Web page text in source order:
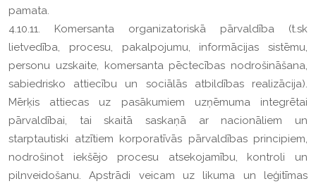
pamata.
4.10.11. Komersanta organizatoriskā pārvaldība (t.sk
lietvedība, procesu, pakalpojumu, informācijas sistēmu,
personu uzskaite, komersanta pēctecības nodrošināšana,
sabiedrisko attiecību un sociālās atbildības realizācija).
Mērķis attiecas uz pasākumiem uzņēmuma integrētai
pārvaldībai, tai skaitā saskaņā ar nacionāliem un
starptautiski atzītiem korporatīvās pārvaldības principiem,
nodrošinot iekšējo procesu atsekojamību, kontroli un
pilnveidošanu. Apstrādi veicam uz likuma un leģitīmas